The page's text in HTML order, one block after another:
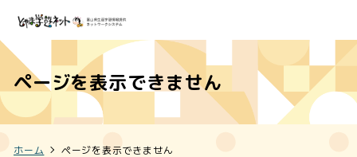
ページを表示できません
ホーム ページを表示できません